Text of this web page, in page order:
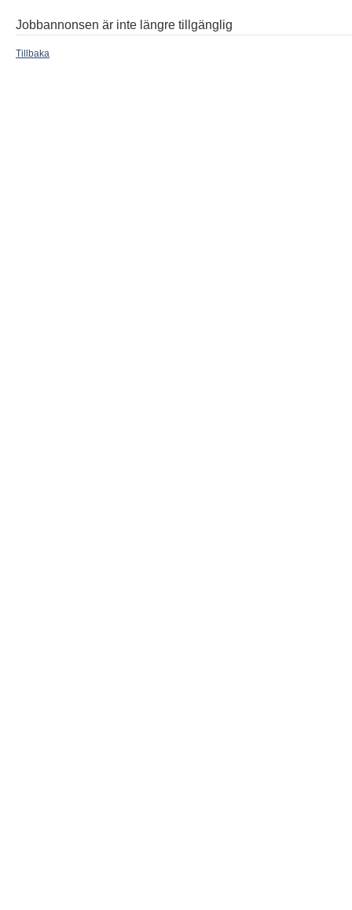
Jobbannonsen är inte längre tillgänglig
Tillbaka